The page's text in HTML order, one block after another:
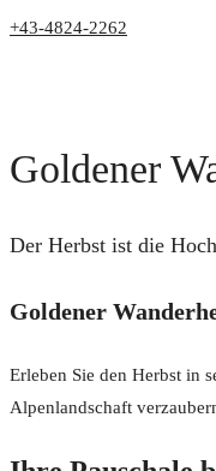
+43-4824-2262
Goldener
Der Herbst ist die
Goldener
Erleben Sie den Herbst in
Alpenlandschaft